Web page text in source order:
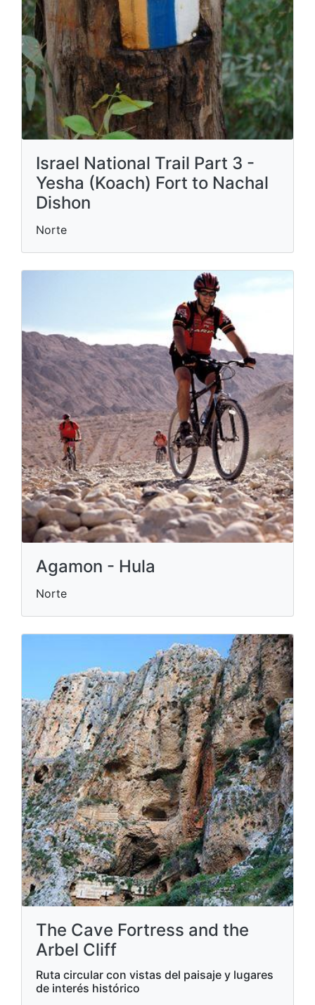
Israel National Trail Part 3 -
Yesha (Koach) Fort to Nachal
Dishon
Norte
Agamon - Hula
Norte
The Cave Fortress and the
Arbel Cliff
Ruta circular con vistas del paisaje y lugares
de interés histórico